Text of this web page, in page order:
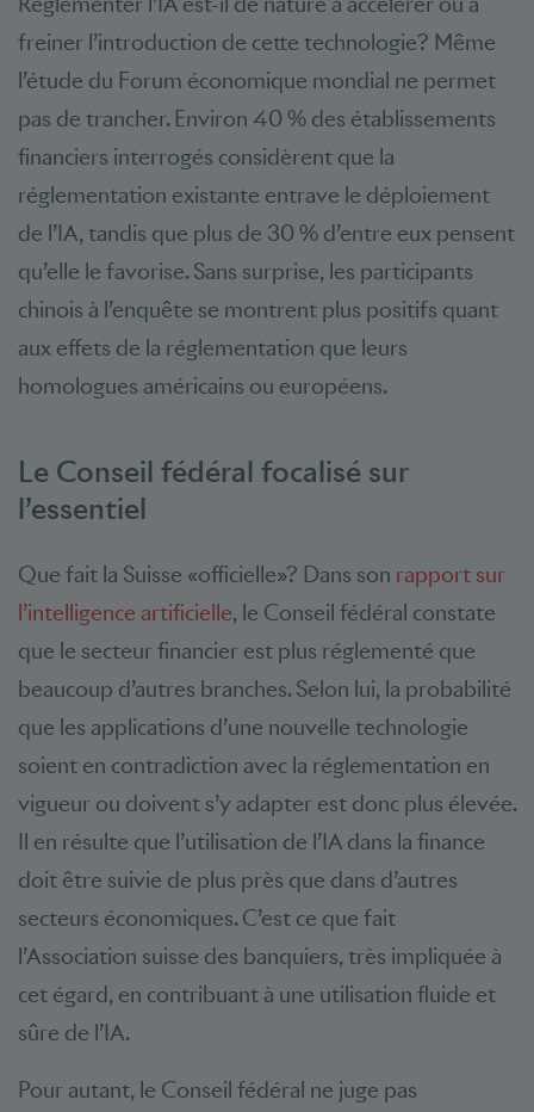
freiner l’introduction de cette technologie? Même
l’étude du Forum économique mondial ne permet
pas de trancher. Environ 40 % des établissements
financiers interrogés considèrent que la
réglementation existante entrave le déploiement
de l’IA, tandis que plus de 30 % d’entre eux pensent
qu’elle le favorise. Sans surprise, les participants
chinois à l’enquête se montrent plus positifs quant
aux effets de la réglementation que leurs
homologues américains ou européens.
Le Conseil fédéral focalisé sur
l’essentiel
Que fait la Suisse «officielle»? Dans son rapport sur
l’intelligence artificielle, le Conseil fédéral constate
que le secteur financier est plus réglementé que
beaucoup d’autres branches. Selon lui, la probabilité
que les applications d’une nouvelle technologie
soient en contradiction avec la réglementation en
vigueur ou doivent s’y adapter est donc plus élevée.
Il en résulte que l’utilisation de l’IA dans la finance
doit être suivie de plus près que dans d’autres
secteurs économiques. C’est ce que fait
l’Association suisse des banquiers, très impliquée à
cet égard, en contribuant à une utilisation fluide et
sûre de l’IA.
Pour autant, le Conseil fédéral ne juge pas